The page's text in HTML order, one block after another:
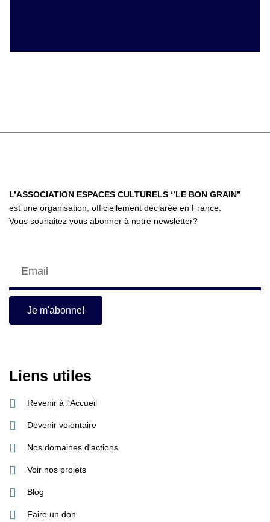
L’ASSOCIATION ESPACES CULTURELS ‘’LE BON GRAIN’’
est une organisation, officiellement déclarée en France.
Vous souhaitez vous abonner à notre newsletter?
Je m'abonne!
Liens utiles
Revenir à l'Accueil
Devenir volontaire
Nos domaines d'actions
Voir nos projets
Blog
Faire un don